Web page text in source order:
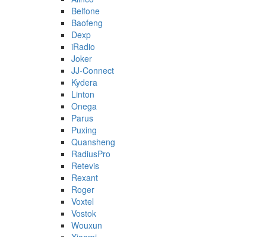
Belfone
Baofeng
Dexp
iRadio
Joker
JJ-Connect
Kydera
Linton
Onega
Parus
Puxing
Quansheng
RadiusPro
Retevis
Rexant
Roger
Voxtel
Vostok
Wouxun